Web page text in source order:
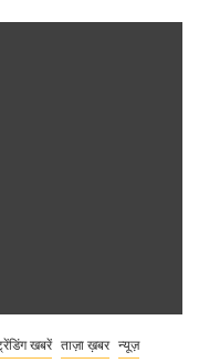
खबरें ताज़ा ख़बर न्यूज़